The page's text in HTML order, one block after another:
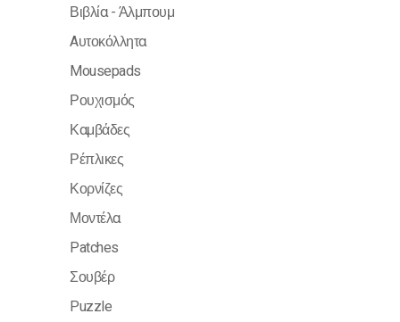
Βιβλία - Άλμπουμ
Aυτοκόλλητα
Mousepads
Ρουχισμός
Καμβάδες
Ρέπλικες
Κορνίζες
Μοντέλα
Patches
Σουβέρ
Puzzle